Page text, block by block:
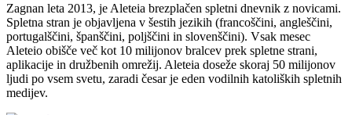
Zagnan leta 2013, je Aleteia brezplačen spletni dnevnik z novicami.
Spletna stran je objavljena v šestih jezikih (francoščini, angleščini,
portugalščini, španščini, poljščini in slovenščini). Vsak mesec
Aleteio obišče več kot 10 milijonov bralcev prek spletne strani,
aplikacije in družbenih omrežij. Aleteia doseže skoraj 50 milijonov
ljudi po vsem svetu, zaradi česar je eden vodilnih katoliških spletnih
medijev.